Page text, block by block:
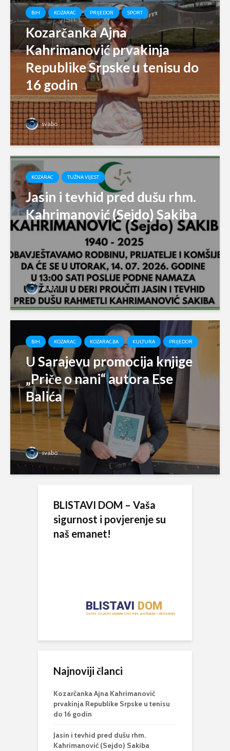
BIH KOZARAC PRIJEDOR SPORT
Kozarčanka Ajna
Kahrimanović prvakinja
Republike Srpske u tenisu do
16 godin
svabo
KOZARAC TUŽNA VIJEST
Jasin i tevhid pred dušu rhm.
Kahrimanović (Sejdo) Sakiba
svabo
BIH KOZARAC KOZARAC.BA KULTURA PRIJEDOR
U Sarajevu promocija knjige
„Priče o nani“ autora Ese
Balića
svabo
BLISTAVI DOM – Vaša
sigurnost i povjerenje su
naš emanet!
Najnoviji članci
Kozarčanka Ajna Kahrimanović
prvakinja Republike Srpske u tenisu
do 16 godin
Jasin i tevhid pred dušu rhm.
Kahrimanović (Sejdo) Sakiba